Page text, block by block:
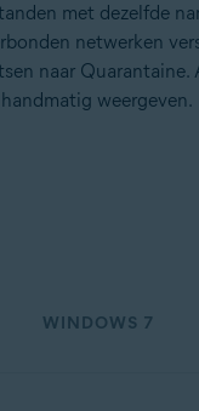
met dezelfde
netwerken
naar Quarantaine.
weergeven.
WINDOWS 7